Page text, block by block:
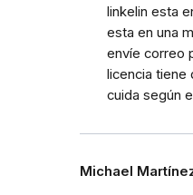
linkelin esta
esta en una
envíe correo
licencia tiene
cuida según
Michael